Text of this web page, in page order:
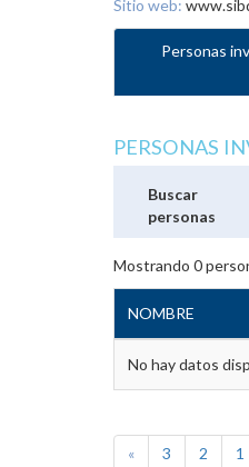
Sitio web:
Personas
PERSONAS
Buscar
personas
Mostrando 0
NOMBRE
No hay datos
« 3 2 1